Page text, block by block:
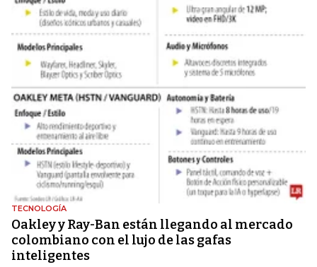
TECNOLOGÍA
Oakley y Ray-Ban están llegando al mercado
colombiano con el lujo de las gafas
inteligentes